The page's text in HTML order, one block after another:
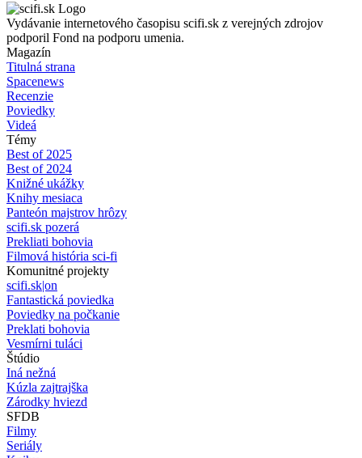
Vydávanie internetového časopisu scifi.sk z verejných zdrojov
podporil Fond na podporu umenia.
Magazín
Titulná strana
Spacenews
Recenzie
Poviedky
Videá
Témy
Best of 2025
Best of 2024
Knižné ukážky
Knihy mesiaca
Panteón majstrov hrôzy
scifi.sk pozerá
Prekliati bohovia
Filmová história sci-fi
Komunitné projekty
scifi.sk|on
Fantastická poviedka
Poviedky na počkanie
Preklati bohovia
Vesmírni tuláci
Štúdio
Iná nežná
Kúzla zajtrajška
Zárodky hviezd
SFDB
Filmy
Seriály